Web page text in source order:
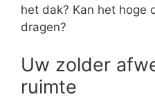
het dak? Kan het hoge
dragen?
Uw zolder
ruimte